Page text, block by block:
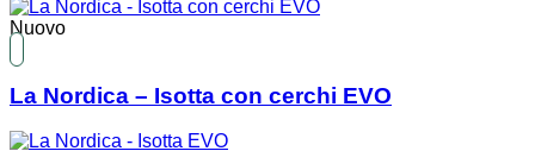
Nuovo
La Nordica – Isotta con cerchi EVO